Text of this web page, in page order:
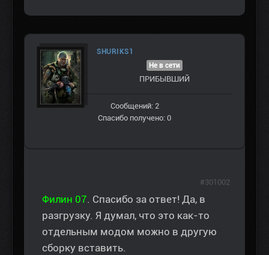
SHURIKS1
Не в сети
ПРИБЫВШИЙ
Сообщений: 2
Спасибо получено: 0
Филин 07. Спасибо за ответ! Да, в
разгрузку. Я думал, что это как-то
отдельным модом можно в другую
сборку вставить.
#301002